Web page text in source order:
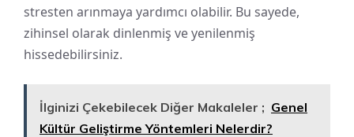
stresten arınmaya yardımcı olabilir. Bu sayede,
zihinsel olarak dinlenmiş ve yenilenmiş
hissedebilirsiniz.
İlginizi Çekebilecek Diğer Makaleler ; Genel
Kültür Geliştirme Yöntemleri Nelerdir?